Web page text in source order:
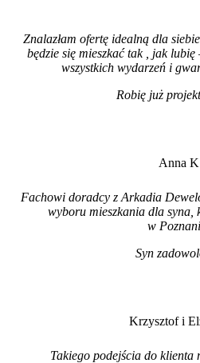
Znalazłam ofertę idealną dla
będzie się mieszkać tak , jak
wszystkich wydarzeń i
Robię już
Anna K
Fachowi doradcy z Arkadia
wyboru mieszkania dla syna,
w
Syn
Krzysztof i
Takiego podejścia do klienta